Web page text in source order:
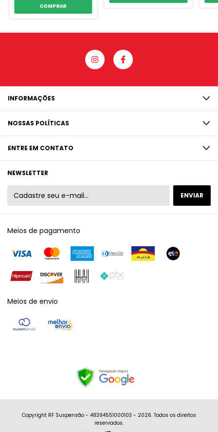
COMPRAR
INFORMAÇÕES
NOSSAS POLÍTICAS
ENTRE EM CONTATO
NEWSLETTER
Meios de pagamento
Meios de envio
Copyright RF Suspensão - 48394551000103 - 2026. Todos os direitos
reservados.